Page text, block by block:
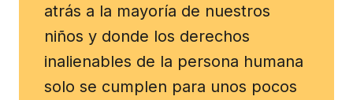
atrás a la mayoría de nuestros
niños y donde los derechos
inalienables de la persona humana
solo se cumplen para unos pocos